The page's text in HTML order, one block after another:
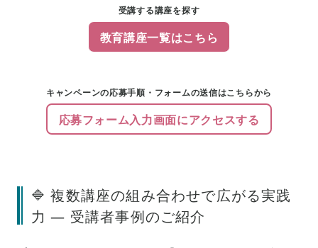
受講する講座を探す
教育講座一覧はこちら
キャンペーンの応募手順・フォームの送信はこちらから
応募フォーム入力画面にアクセスする
🔷 複数講座の組み合わせで広がる実践
力 ― 受講者事例のご紹介